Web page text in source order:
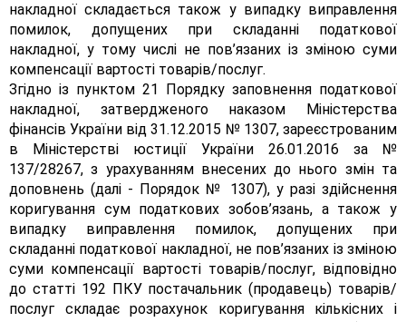
накладної складається також у випадку виправлення
помилок, допущених при складанні податкової
накладної, у тому числі не пов’язаних із зміною суми
компенсації вартості товарів/послуг.
Згідно із пунктом 21 Порядку заповнення податкової
накладної, затвердженого наказом Міністерства
фінансів України від 31.12.2015 № 1307, зареєстрованим
в Міністерстві юстиції України 26.01.2016 за №
137/28267, з урахуванням внесених до нього змін та
доповнень (далі - Порядок № 1307), у разі здійснення
коригування сум податкових зобов’язань, а також у
випадку виправлення помилок, допущених при
складанні податкової накладної, не пов’язаних із зміною
суми компенсації вартості товарів/послуг, відповідно
до статті 192 ПКУ постачальник (продавець) товарів/
послуг складає розрахунок коригування кількісних і